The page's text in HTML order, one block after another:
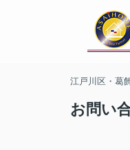
江戸川区・葛
お問い